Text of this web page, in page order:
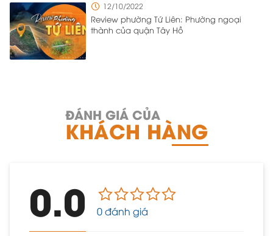
12/10/2022
Review phường Tứ Liên: Phường ngoại
thành của quận Tây Hồ
ĐÁNH GIÁ CỦA
KHÁCH HÀNG
0.0 0 đánh giá